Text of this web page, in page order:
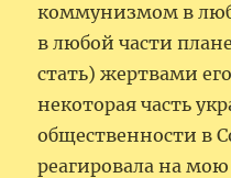
коммунизмом в
в любой части
стать) жертвами
некоторая часть
общественности в
реагировала на